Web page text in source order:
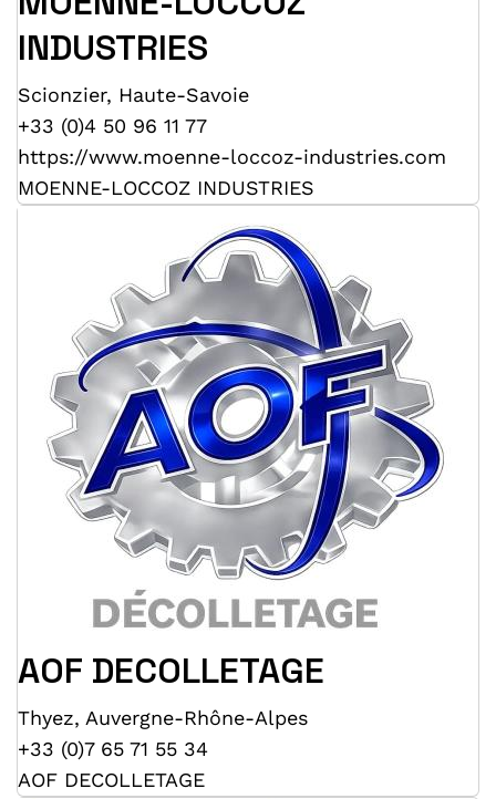
INDUSTRIES
Scionzier, Haute-Savoie
+33 (0)4 50 96 11 77
https://www.moenne-loccoz-industries.com
MOENNE-LOCCOZ INDUSTRIES
AOF DECOLLETAGE
Thyez, Auvergne-Rhône-Alpes
+33 (0)7 65 71 55 34
AOF DECOLLETAGE